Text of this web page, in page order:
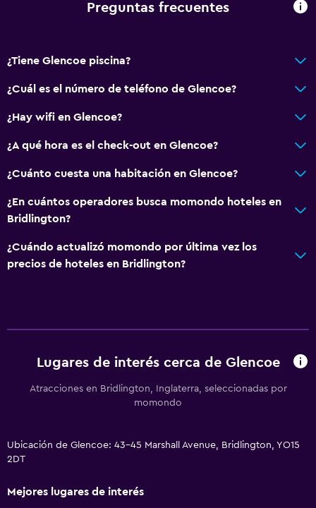
Preguntas frecuentes
¿Tiene Glencoe piscina?
¿Cuál es el número de teléfono de Glencoe?
¿Hay wifi en Glencoe?
¿A qué hora es el check-out en Glencoe?
¿Cuánto cuesta una habitación en Glencoe?
¿En cuántos operadores busca momondo hoteles en
Bridlington?
¿Cuándo actualizó momondo por última vez los
precios de hoteles en Bridlington?
Lugares de interés cerca de Glencoe
Atracciones en Bridlington, Inglaterra, seleccionadas por
momondo
Ubicación de Glencoe: 43-45 Marshall Avenue, Bridlington, YO15
2DT
Mejores lugares de interés